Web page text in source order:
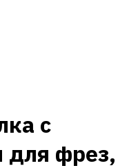
с
фрез,